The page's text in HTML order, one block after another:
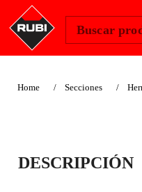
Buscar
Home Secciones
MANGO
DESCRIPCIÓN